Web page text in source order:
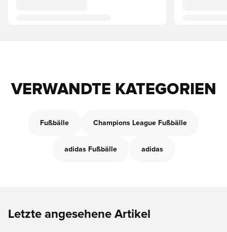
VERWANDTE KATEGORIEN
Fußbälle Champions League Fußbälle
adidas Fußbälle adidas
Letzte angesehene Artikel